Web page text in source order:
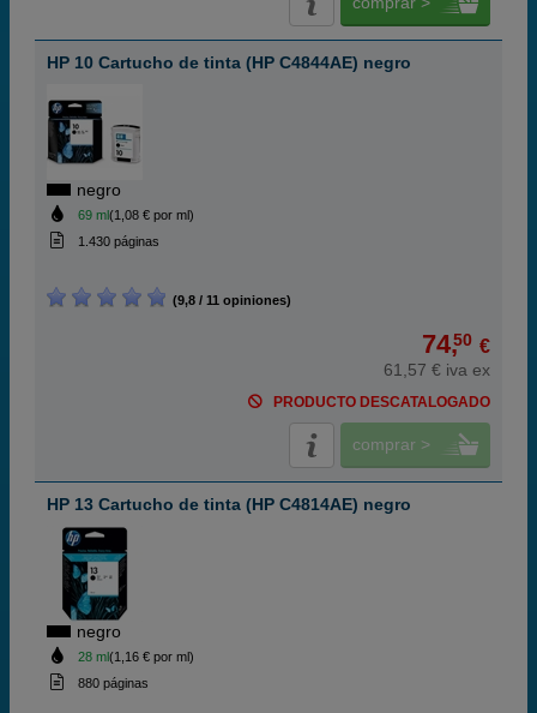
HP 10 Cartucho de tinta (HP C4844AE) negro
negro
69 ml(1,08 € por ml)
1.430 páginas
(9,8 / 11 opiniones)
74,50 €
61,57 € iva ex
PRODUCTO DESCATALOGADO
comprar >
HP 13 Cartucho de tinta (HP C4814AE) negro
negro
28 ml(1,16 € por ml)
880 páginas